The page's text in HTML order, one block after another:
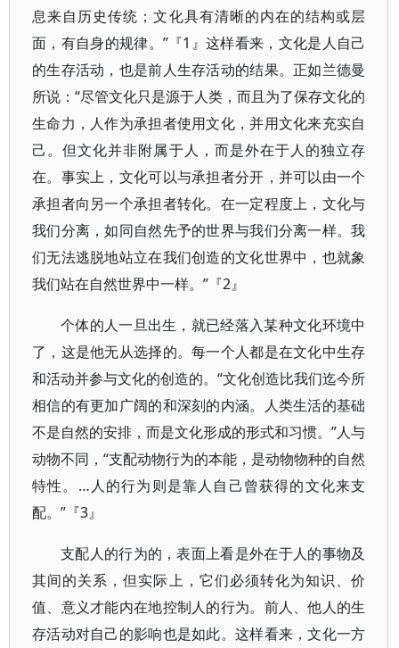
息来自历史传统；文化具有清晰的内在的结构或层
面，有自身的规律。”『1』这样看来，文化是人自己
的生存活动，也是前人生存活动的结果。正如兰德曼
所说：“尽管文化只是源于人类，而且为了保存文化的
生命力，人作为承担者使用文化，并用文化来充实自
己。但文化并非附属于人，而是外在于人的独立存
在。事实上，文化可以与承担者分开，并可以由一个
承担者向另一个承担者转化。在一定程度上，文化与
我们分离，如同自然先予的世界与我们分离一样。我
们无法逃脱地站立在我们创造的文化世界中，也就象
我们站在自然世界中一样。”『2』
个体的人一旦出生，就已经落入某种文化环境中
了，这是他无从选择的。每一个人都是在文化中生存
和活动并参与文化的创造的。“文化创造比我们迄今所
相信的有更加广阔的和深刻的内涵。人类生活的基础
不是自然的安排，而是文化形成的形式和习惯。”人与
动物不同，“支配动物行为的本能，是动物物种的自然
特性。…人的行为则是靠人自己曾获得的文化来支
配。”『3』
支配人的行为的，表面上看是外在于人的事物及
其间的关系，但实际上，它们必须转化为知识、价
值、意义才能内在地控制人的行为。前人、他人的生
存活动对自己的影响也是如此。这样看来，文化一方